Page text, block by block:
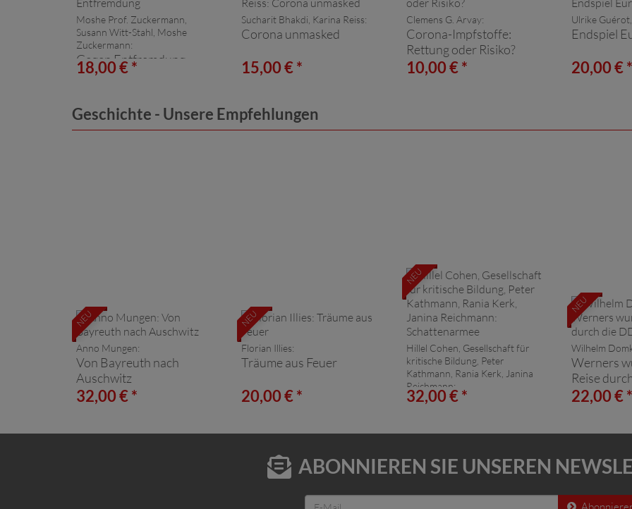
Moshe Prof. Zuckermann,
Susann Witt-Stahl, Moshe
Zuckermann:
Gegen Entfremdung
18,00 € *
Sucharit Bhakdi, Karina Reiss:
Corona unmasked
15,00 € *
Clemens G. Arvay:
Corona-Impfstoffe:
Rettung oder Risiko?
10,00 € *
Ulrike
Endspiel
20,00 € *
Geschichte - Unsere Empfehlungen
NEU
Anno Mungen:
Von Bayreuth nach
Auschwitz
32,00 € *
NEU
Florian Illies:
Träume aus Feuer
20,00 € *
NEU
Hillel Cohen, Gesellschaft für
kritische Bildung, Peter
Kathmann, Rania Kerk, Janina
Reichmann:
Schattenarmee
32,00 € *
NEU
Wilhelm
Werners
Reise
22,00 € *
ABONNIEREN SIE UNSEREN